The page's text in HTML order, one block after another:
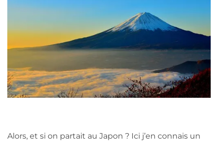
Alors, et si on partait au Japon ? Ici j’en connais un